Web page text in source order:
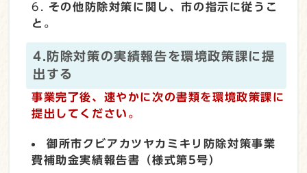
その他防除対策に関し、市の指示に従うこ
と。
4.防除対策の実績報告を環境政策課に提
出する
事業完了後、速やかに次の書類を環境政策課に
提出してください。
御所市クビアカツヤカミキリ防除対策事業
費補助金実績報告書（様式第5号）